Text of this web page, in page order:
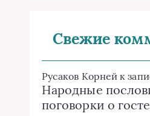
Свежие
Русаков Корней к
Народные
поговорки о